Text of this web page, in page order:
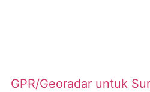
GPR/Georadar untuk